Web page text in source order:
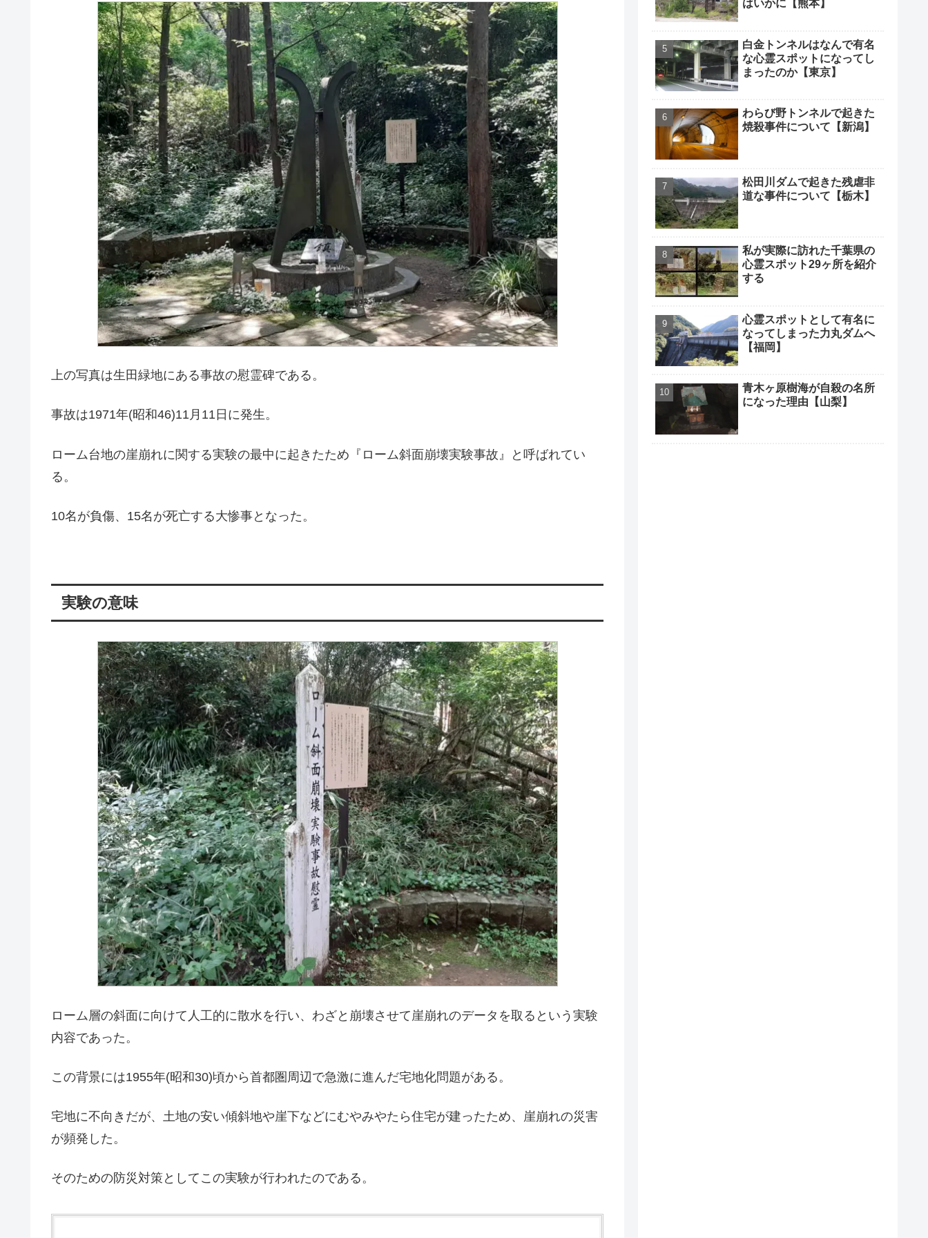
上の写真は生田緑地にある事故の慰霊碑である。
事故は1971年(昭和46)11月11日に発生。
ローム台地の崖崩れに関する実験の最中に起きたため『ローム斜面崩壊実験事故』と呼ばれてい
る。
10名が負傷、15名が死亡する大惨事となった。
実験の意味
ローム層の斜面に向けて人工的に散水を行い、わざと崩壊させて崖崩れのデータを取るという実験
内容であった。
この背景には1955年(昭和30)頃から首都圏周辺で急激に進んだ宅地化問題がある。
宅地に不向きだが、土地の安い傾斜地や崖下などにむやみやたら住宅が建ったため、崖崩れの災害
が頻発した。
そのための防災対策としてこの実験が行われたのである。
はいかに【熊本】
白金トンネルはなんで有名
な心霊スポットになってし
まったのか【東京】
わらび野トンネルで起きた
焼殺事件について【新潟】
松田川ダムで起きた残虐非
道な事件について【栃木】
私が実際に訪れた千葉県の
心霊スポット29ヶ所を紹介
する
心霊スポットとして有名に
なってしまった力丸ダムへ
【福岡】
青木ヶ原樹海が自殺の名所
になった理由【山梨】